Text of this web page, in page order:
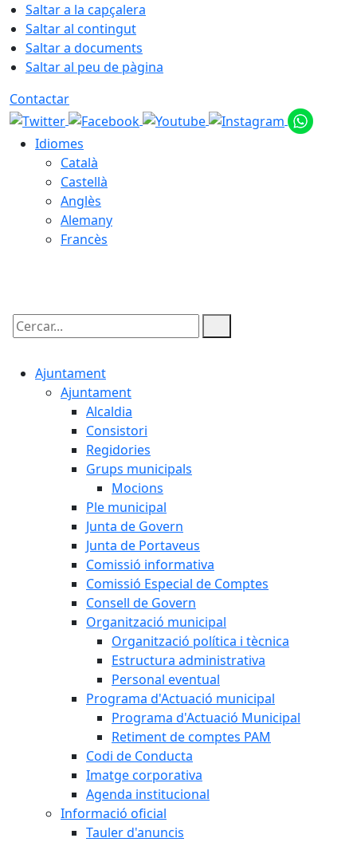
Saltar a la capçalera
Saltar al contingut
Saltar a documents
Saltar al peu de pàgina
Contactar
Idiomes
Català
Castellà
Anglès
Alemany
Francès
Cercar:
Ajuntament
Ajuntament
Alcaldia
Consistori
Regidories
Grups municipals
Mocions
Ple municipal
Junta de Govern
Junta de Portaveus
Comissió informativa
Comissió Especial de Comptes
Consell de Govern
Organització municipal
Organització política i tècnica
Estructura administrativa
Personal eventual
Programa d'Actuació municipal
Programa d'Actuació Municipal
Retiment de comptes PAM
Codi de Conducta
Imatge corporativa
Agenda institucional
Informació oficial
Tauler d'anuncis